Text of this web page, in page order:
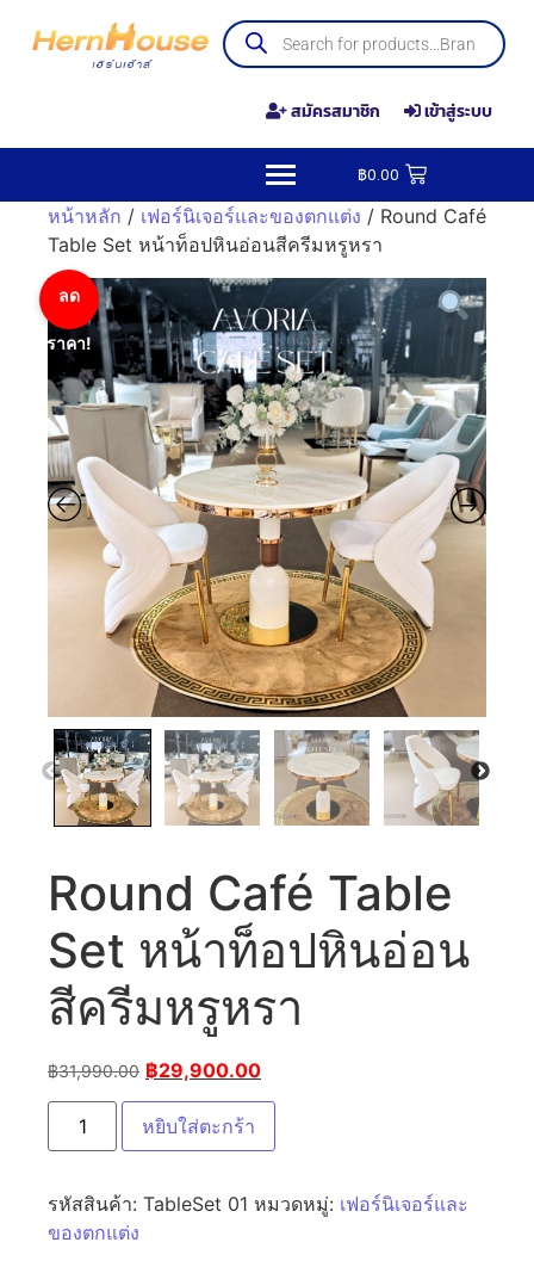
สมัครสมาชิก เข้าสู่ระบบ
฿0.00
หน้าหลัก / เฟอร์นิเจอร์และของตกแต่ง / Round Café
Table Set หน้าท็อปหินอ่อนสีครีมหรูหรา
ลด
ราคา!
Round Café Table
Set หน้าท็อปหินอ่อน
สีครีมหรูหรา
฿31,990.00 ฿29,900.00
หยิบใส่ตะกร้า
รหัสสินค้า: TableSet 01 หมวดหมู่: เฟอร์นิเจอร์และ
ของตกแต่ง